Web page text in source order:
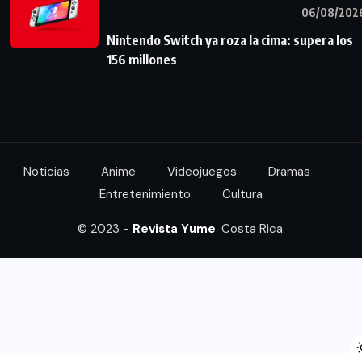
06/08/
Nintendo Switch ya roza la cima: supera los
156 millones
Noticias Anime Videojuegos
Dramas
Entretenimiento
Cultura
© 2023 - Revista Yume. Costa Rica.